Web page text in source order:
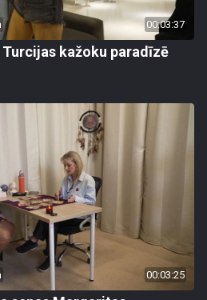
00:03:37
kažoku paradīzē
00:03:25